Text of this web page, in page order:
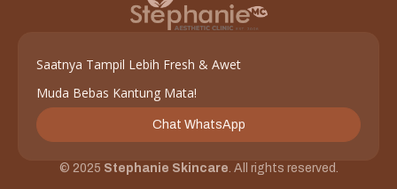
Saatnya Tampil Lebih Fresh & Awet
Muda Bebas Kantung Mata!
Chat WhatsApp
© 2025 Stephanie Skincare. All rights reserved.